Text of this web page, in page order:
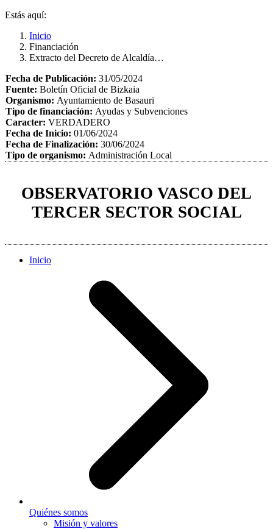
Estás aquí:
Inicio
Financiación
Extracto del Decreto de Alcaldía…
Fecha de Publicación: 31/05/2024
Fuente: Boletín Oficial de Bizkaia
Organismo: Ayuntamiento de Basauri
Tipo de financiación: Ayudas y Subvenciones
Caracter: VERDADERO
Fecha de Inicio: 01/06/2024
Fecha de Finalización: 30/06/2024
Tipo de organismo: Administración Local
OBSERVATORIO VASCO DEL
TERCER SECTOR SOCIAL
Inicio
Quiénes somos
Misión y valores